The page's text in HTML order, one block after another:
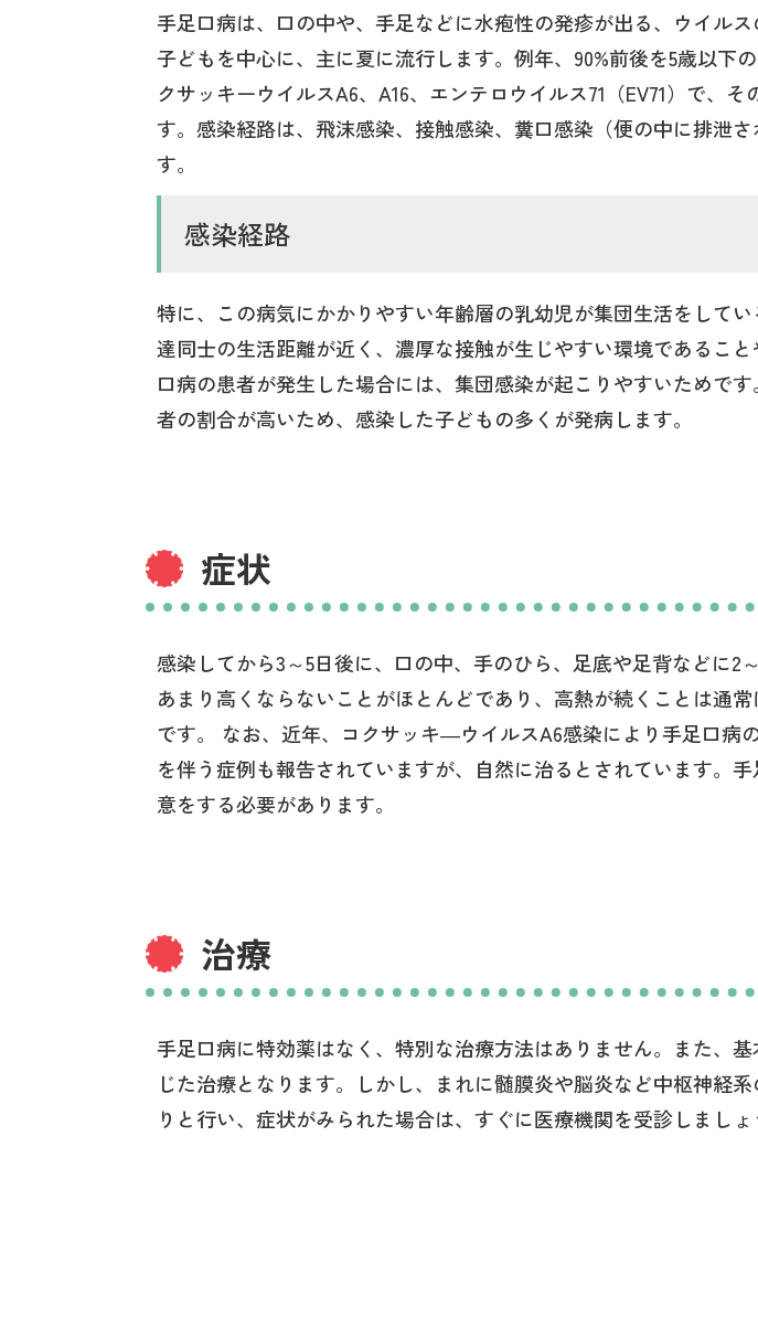
手足口病は、口の中や、手足などに水疱性の発疹が出る、ウイルス
子どもを中心に、主に夏に流行します。例年、90%前後を5歳以下
クサッキーウイルスA6、A16、エンテロウイルス71（EV71）で、
す。感染経路は、飛沫感染、接触感染、糞口感染（便の中に排泄
す。
感染経路
特に、この病気にかかりやすい年齢層の乳幼児が集団生活をして
達同士の生活距離が近く、濃厚な接触が生じやすい環境であるこ
口病の患者が発生した場合には、集団感染が起こりやすいためで
者の割合が高いため、感染した子どもの多くが発病します。
症状
感染してから3～5日後に、口の中、手のひら、足底や足背などに2
あまり高くならないことがほとんどであり、高熱が続くことは通
です。 なお、近年、コクサッキ―ウイルスA6感染により手足口病
を伴う症例も報告されていますが、自然に治るとされています。
意をする必要があります。
治療
手足口病に特効薬はなく、特別な治療方法はありません。また、
じた治療となります。しかし、まれに髄膜炎や脳炎など中枢神経
りと行い、症状がみられた場合は、すぐに医療機関を受診しましょ